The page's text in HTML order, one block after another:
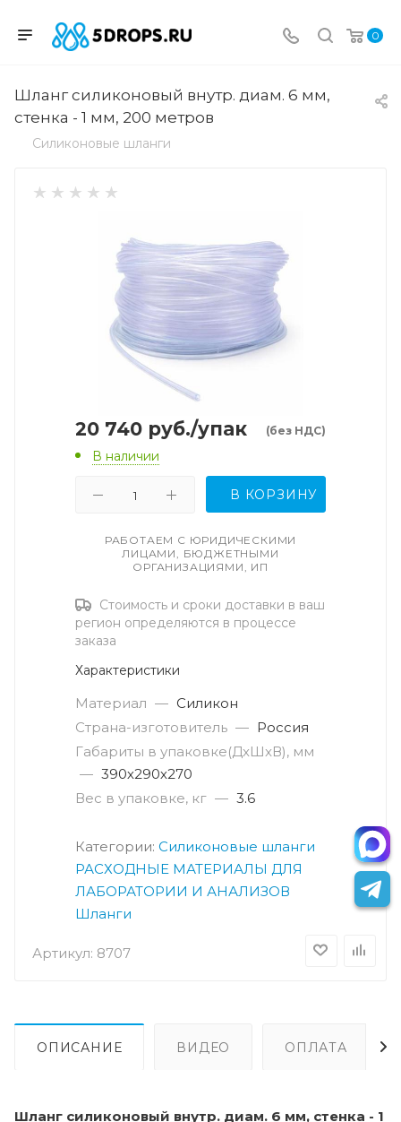
0
Шланг силиконовый внутр. диам. 6 мм,
стенка - 1 мм, 200 метров
Силиконовые шланги
Артикул: 8707
20 740 руб./упак (без НДС)
В наличии
В КОРЗИНУ
РАБОТАЕМ С ЮРИДИЧЕСКИМИ
ЛИЦАМИ, БЮДЖЕТНЫМИ
ОРГАНИЗАЦИЯМИ, ИП
Стоимость и сроки доставки в ваш
регион определяются в процессе
заказа
Характеристики
Материал — Силикон
Страна-изготовитель — Россия
Габариты в упаковке(ДxШxВ), мм
— 390х290х270
Вес в упаковке, кг — 3.6
Категории: Силиконовые шланги
РАСХОДНЫЕ МАТЕРИАЛЫ ДЛЯ
ЛАБОРАТОРИИ И АНАЛИЗОВ
Шланги
ОПИСАНИЕ ВИДЕО ОПЛАТА
Шланг силиконовый внутр. диам. 6 мм, стенка - 1